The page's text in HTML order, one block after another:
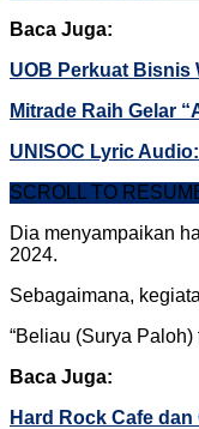
Baca Juga:
UOB Perkuat Bisnis
Mitrade Raih Gelar
UNISOC Lyric
SCROLL TO
Dia menyampaikan
2024.
Sebagaimana,
“Beliau (Surya
Baca Juga:
Hard Rock Cafe